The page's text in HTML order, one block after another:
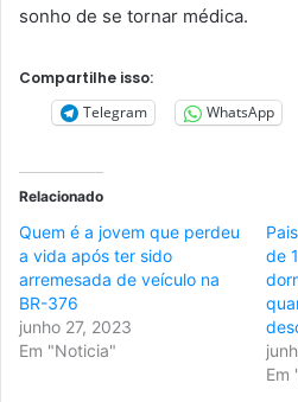
sonho de se tornar médica.
Compartilhe isso:
Telegram
WhatsApp
Relacionado
Quem é a jovem que perdeu
a vida após ter sido
arremesada de veículo na
BR-376
junho 27, 2023
Em "Noticia"
de
Em